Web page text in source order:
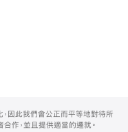
因此我們會公正而平等地對待所
作，並且提供適當的遷就。